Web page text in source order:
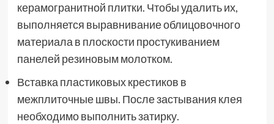
керамогранитной плитки. Чтобы удалить их,
выполняется выравнивание облицовочного
материала в плоскости простукиванием
панелей резиновым молотком.
Вставка пластиковых крестиков в
межплиточные швы. После застывания клея
необходимо выполнить затирку.